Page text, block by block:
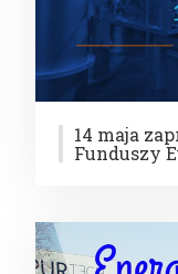
14 maja
Funduszy